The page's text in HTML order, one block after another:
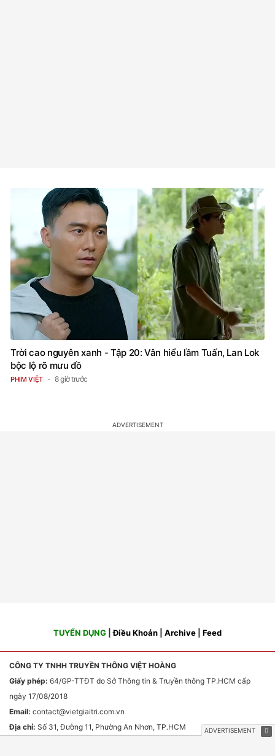
Trời cao nguyên xanh - Tập 20: Vân hiểu lầm Tuấn, Lan Lok
bộc lộ rõ mưu đồ
PHIM VIỆT 8 giờ trước
TUYỂN DỤNG |Điều Khoản Archive Feed
CÔNG TY TNHH TRUYỀN THÔNG VIỆT HOÀNG
Giấy phép: 64/GP-TTĐT do Sở Thông tin & Truyền thông TP.HCM cấp
ngày 17/08/2018
Email: contact@vietgiaitri.com.vn
Địa chỉ: Số 31, Đường 11, Phường An Nhơn, TP.HCM